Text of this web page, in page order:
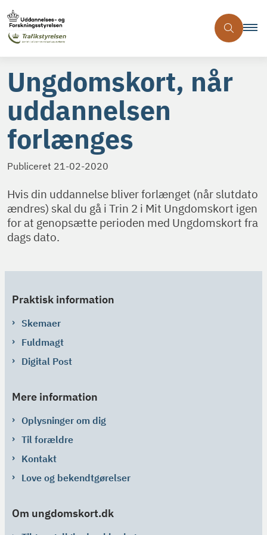
Ungdomskort, når
uddannelsen
forlænges
Publiceret 21-02-2020
Hvis din uddannelse bliver forlænget (når slutdato
ændres) skal du gå i Trin 2 i Mit Ungdomskort igen
for at genopsætte perioden med Ungdomskort fra
dags dato.
Praktisk information
Skemaer
Fuldmagt
Digital Post
Mere information
Oplysninger om dig
Til forældre
Kontakt
Love og bekendtgørelser
Om ungdomskort.dk